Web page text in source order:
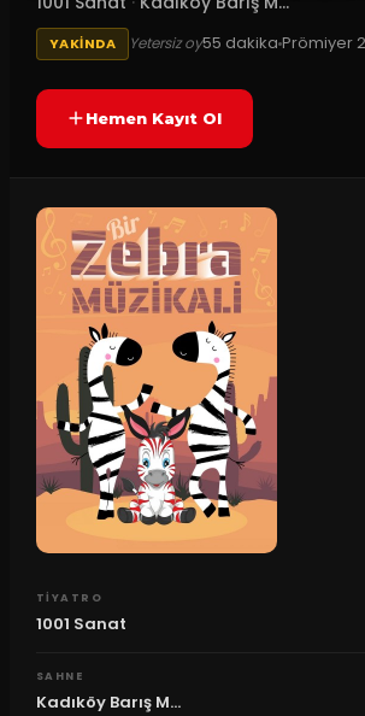
YAKINDA Yetersiz oy55 dakikaPrömiyer
Hemen Kayıt Ol
TIYATRO
1001 Sanat
SAHNE
Kadıköy Barış M...